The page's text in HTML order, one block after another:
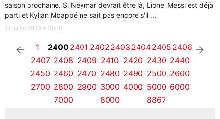
saison prochaine. Si Neymar devrait être là, Lionel Messi est déjà
parti et Kylian Mbappé ne sait pas encore s'il ...
14 juillet 2023 à 16h10
arrow_left 1 24002401 2402 2403 24042405 2406
2407 2408 2409 2410 2420 2430 2440
2450 2460 2470 2480 2490 2500 2600
2700 2800 2900 3000 4000 5000 6000
7000
8000 8867
arrow_right